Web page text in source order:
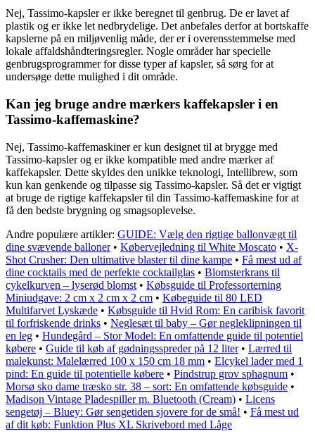
Nej, Tassimo-kapsler er ikke beregnet til genbrug. De er lavet af
plastik og er ikke let nedbrydelige. Det anbefales derfor at bortskaffe
kapslerne på en miljøvenlig måde, der er i overensstemmelse med
lokale affaldshåndteringsregler. Nogle områder har specielle
genbrugsprogrammer for disse typer af kapsler, så sørg for at
undersøge dette mulighed i dit område.
Kan jeg bruge andre mærkers kaffekapsler i en
Tassimo-kaffemaskine?
Nej, Tassimo-kaffemaskiner er kun designet til at brygge med
Tassimo-kapsler og er ikke kompatible med andre mærker af
kaffekapsler. Dette skyldes den unikke teknologi, Intellibrew, som
kun kan genkende og tilpasse sig Tassimo-kapsler. Så det er vigtigt
at bruge de rigtige kaffekapsler til din Tassimo-kaffemaskine for at
få den bedste brygning og smagsoplevelse.
Andre populære artikler: GUIDE: Vælg den rigtige ballonvægt til
dine svævende balloner• Købervejledning til White Moscato • X-
Shot Crusher: Den ultimative blaster til dine kampe • Få mest ud af
dine cocktails med de perfekte cocktailglas • Blomsterkrans til
cykelkurven – lyserød blomst • Købsguide til Professorterning
Miniudgave: 2 cm x 2 cm x 2 cm • Købeguide til 80 LED
Multifarvet Lyskæde • Købsguide til Hvid Rom: En caribisk favorit
til forfriskende drinks • Neglesæt til baby – Gør negleklipningen til
en leg • Hundegård – Stor Model: En omfattende guide til potentiel
købere • Guide til køb af gødningsspreder på 12 liter• Lærred til
malekunst: Malelærred 100 x 150 cm 18 mm • Elcykel lader med 1
pind: En guide til potentielle købere • Pindstrup grov sphagnum •
Morsø sko dame træsko str. 38 – sort: En omfattende købsguide •
Madison Vintage Pladespiller m. Bluetooth (Cream) • Licens
sengetøj – Bluey: Gør sengetiden sjovere for de små! • Få mest ud
af dit køb: Funktion Plus XL Skrivebord med Låge